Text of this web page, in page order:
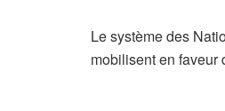
Le système des
mobilisent en faveur